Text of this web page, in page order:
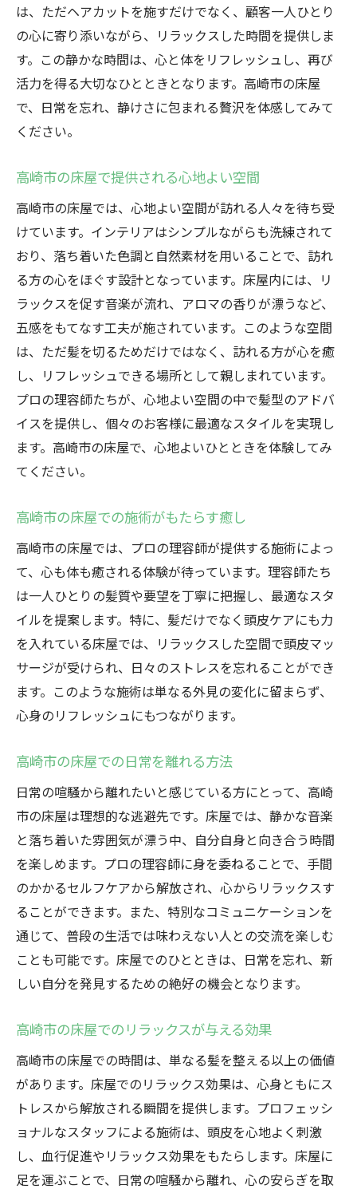
は、ただヘアカットを施すだけでなく、顧客一人ひとり
の心に寄り添いながら、リラックスした時間を提供しま
す。この静かな時間は、心と体をリフレッシュし、再び
活力を得る大切なひとときとなります。高崎市の床屋
で、日常を忘れ、静けさに包まれる贅沢を体感してみて
ください。
高崎市の床屋で提供される心地よい空間
高崎市の床屋では、心地よい空間が訪れる人々を待ち受
けています。インテリアはシンプルながらも洗練されて
おり、落ち着いた色調と自然素材を用いることで、訪れ
る方の心をほぐす設計となっています。床屋内には、リ
ラックスを促す音楽が流れ、アロマの香りが漂うなど、
五感をもてなす工夫が施されています。このような空間
は、ただ髪を切るためだけではなく、訪れる方が心を癒
し、リフレッシュできる場所として親しまれています。
プロの理容師たちが、心地よい空間の中で髪型のアドバ
イスを提供し、個々のお客様に最適なスタイルを実現し
ます。高崎市の床屋で、心地よいひとときを体験してみ
てください。
高崎市の床屋での施術がもたらす癒し
高崎市の床屋では、プロの理容師が提供する施術によっ
て、心も体も癒される体験が待っています。理容師たち
は一人ひとりの髪質や要望を丁寧に把握し、最適なスタ
イルを提案します。特に、髪だけでなく頭皮ケアにも力
を入れている床屋では、リラックスした空間で頭皮マッ
サージが受けられ、日々のストレスを忘れることができ
ます。このような施術は単なる外見の変化に留まらず、
心身のリフレッシュにもつながります。
高崎市の床屋での日常を離れる方法
日常の喧騒から離れたいと感じている方にとって、高崎
市の床屋は理想的な逃避先です。床屋では、静かな音楽
と落ち着いた雰囲気が漂う中、自分自身と向き合う時間
を楽しめます。プロの理容師に身を委ねることで、手間
のかかるセルフケアから解放され、心からリラックスす
ることができます。また、特別なコミュニケーションを
通じて、普段の生活では味わえない人との交流を楽しむ
ことも可能です。床屋でのひとときは、日常を忘れ、新
しい自分を発見するための絶好の機会となります。
高崎市の床屋でのリラックスが与える効果
高崎市の床屋での時間は、単なる髪を整える以上の価値
があります。床屋でのリラックス効果は、心身ともにス
トレスから解放される瞬間を提供します。プロフェッシ
ョナルなスタッフによる施術は、頭皮を心地よく刺激
し、血行促進やリラックス効果をもたらします。床屋に
足を運ぶことで、日常の喧騒から離れ、心の安らぎを取